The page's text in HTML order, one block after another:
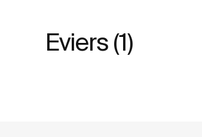
Eviers (1)